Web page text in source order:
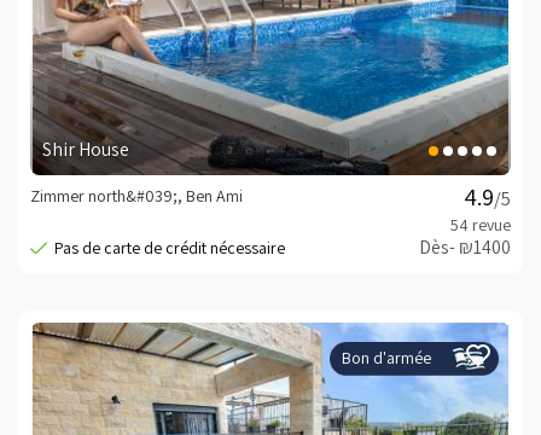
Shir House
/5
Zimmer north&#039;, Ben Ami
Dès- ₪1400
Bon d'armée